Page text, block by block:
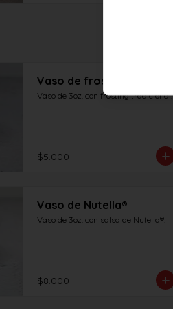
Vaso de frosting clásico
Vaso de 3oz. con frosting tradicional.
$5.000
Vaso de Nutella®
Vaso de 3oz. con salsa de Nutella®.
$8.000